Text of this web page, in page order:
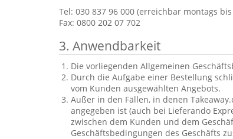
Tel: 030 837 96 000 (erreichbar montags
Fax: 0800 202 07 702
3. Anwendbarkeit
Die vorliegenden Allgemeinen
Durch die Aufgabe einer Bestellung
vom Kunden ausgewählten Angebots.
Außer in den Fällen, in denen
angegeben ist (auch bei Lieferando
zwischen dem Kunden und dem
Geschäftsbedingungen des Geschäfts